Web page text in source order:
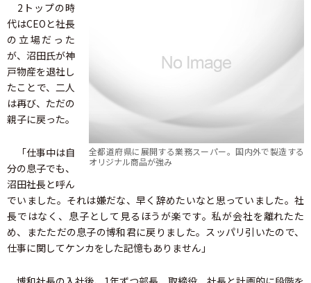
全都道府県に展開する業務スーパー。国内外で製造する
オリジナル商品が強み
2トップの時
代はCEOと社長
の立場だった
が、沼田氏が神
戸物産を退社し
たことで、二人
は再び、ただの
親子に戻った。
「仕事中は自
分の息子でも、
沼田社長と呼ん
でいました。それは嫌だな、早く辞めたいなと思っていました。社
長ではなく、息子として見るほうが楽です。私が会社を離れたた
め、またただの息子の博和君に戻りました。スッパリ引いたので、
仕事に関してケンカをした記憶もありません」